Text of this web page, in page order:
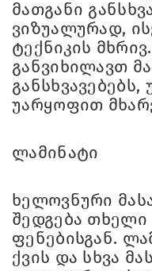
მათგანი
ვიზუალურად,
ტექნიკის
განვიხილავთ
უარყოფით
ლამინატი
ხელოვნური
შედგება თხელი
ფენებისგან.
ქვის და სხვა